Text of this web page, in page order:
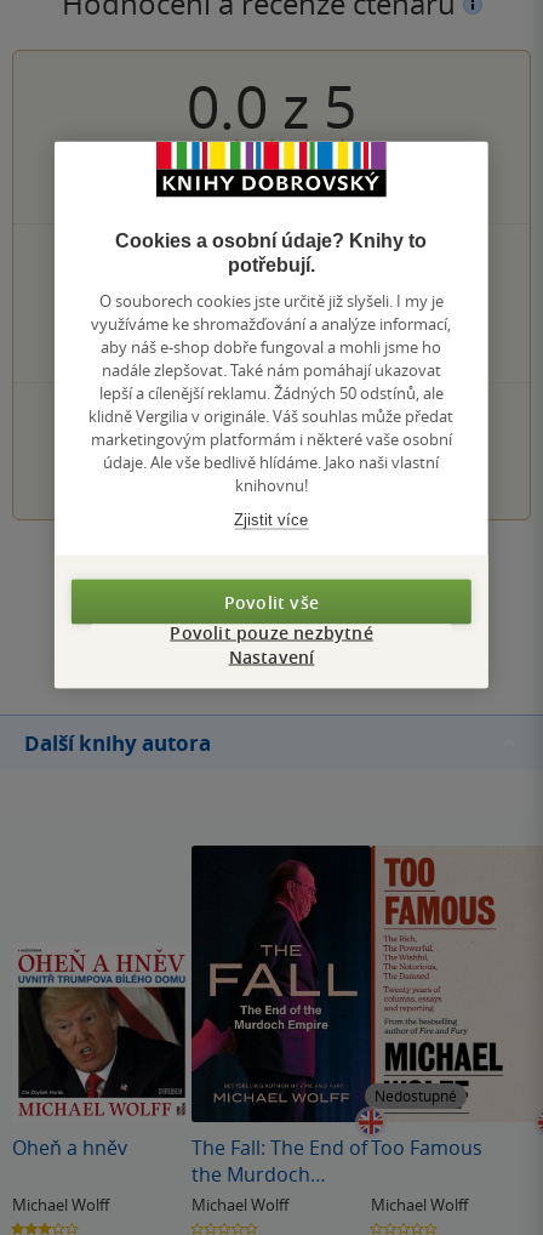
0.0 z 5
0hodnocení čtenářů
0×
5 hvězdiček
0×
0×
3 hvězdičky
0×
2 hvězdičky
0×
1 hvezdička
PŘIDEJTE SVÉ HODNOCENÍ KNIHY
1 2 3 4 5
Přidat hodnocení
Další knihy autora
Oheň a hněv
Michael Wolff
3.0
The Fall: The End of
the Murdoch
Empire
Michael Wolff
0.0
Nedostupné
Too Famous
Michael Wolff
0.0
Cookies a osobní údaje? Knihy to
potřebují.
O souborech cookies jste určitě již slyšeli. I my je
využíváme ke shromažďování a analýze informací,
aby náš e-shop dobře fungoval a mohli jsme ho
nadále zlepšovat. Také nám pomáhají ukazovat
lepší a cílenější reklamu. Žádných 50 odstínů, ale
klidně Vergilia v originále. Váš souhlas může předat
marketingovým platformám i některé vaše osobní
údaje. Ale vše bedlivě hlídáme. Jako naši vlastní
knihovnu!
Zjistit více
Povolit vše
Povolit pouze nezbytné
Nastavení